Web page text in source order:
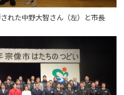
れた中野大智さん（左）と市長